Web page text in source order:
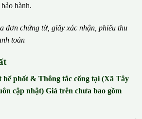
hành.
a đơn chứng từ, giấy xác nhận, phiếu thu
toán
bể phốt & Thông tắc cống tại (Xã Tây
cập nhật) Giá trên chưa bao gồm